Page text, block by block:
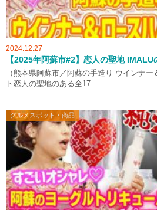
2024.12.27
【2025年阿蘇市#2】恋人の聖地 IMALU
（熊本県阿蘇市／阿蘇の手造り ウインナ
ト恋人の聖地のある全17...
グルメスポット・商品